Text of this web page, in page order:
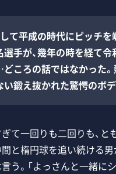
して平成の時代にピッチ
選手が、幾年の時を経て
ころの話ではなかった。
い鍛え抜かれた驚愕のボデ
て一回りも二回りも、と
と楕円球を追い続ける
う。「よっさんと一緒に